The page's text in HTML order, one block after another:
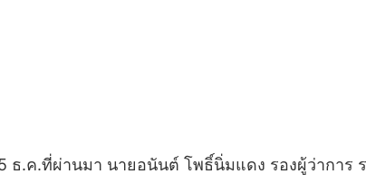
ธ.ค.ที่ผ่านมา​ นายอนันต์ โพธิ์นิ่มแดง รองผู้ว่าการ